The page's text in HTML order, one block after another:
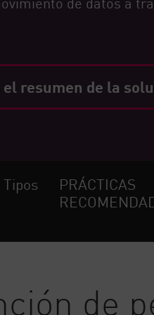
el resumen de la
Tipos
PRÁCTICAS
de